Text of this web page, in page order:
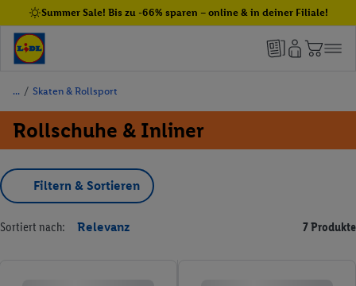
Summer Sale! Bis zu -66% sparen – online & in deiner Filiale!
/ Skaten & Rollsport
Rollschuhe & Inliner
Filtern & Sortieren
Sortiert nach: Relevanz 7 Produkte